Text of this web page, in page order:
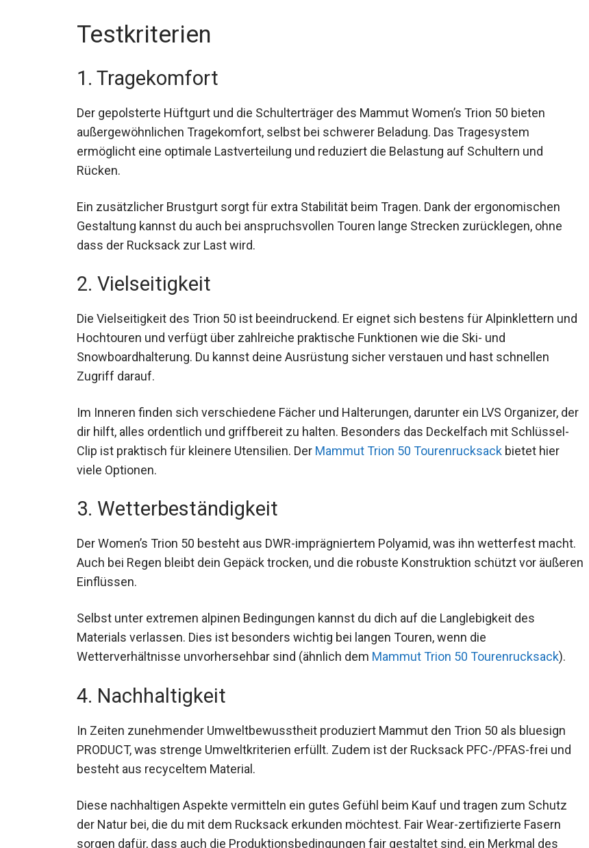
Testkriterien
1. Tragekomfort
Der gepolsterte Hüftgurt und die Schulterträger des Mammut Women’s Trion 50 bieten
außergewöhnlichen Tragekomfort, selbst bei schwerer Beladung. Das Tragesystem
ermöglicht eine optimale Lastverteilung und reduziert die Belastung auf Schultern und
Ein zusätzlicher Brustgurt sorgt für extra Stabilität beim Tragen. Dank der ergonomischen
Gestaltung kannst du auch bei anspruchsvollen Touren lange Strecken zurücklegen, ohne
2. Vielseitigkeit
Die Vielseitigkeit des Trion 50 ist beeindruckend. Er eignet sich bestens für Alpinklettern
und Hochtouren und verfügt über zahlreiche praktische Funktionen wie die Ski- und
Snowboardhalterung. Du kannst deine Ausrüstung sicher verstauen und hast schnellen
Im Inneren finden sich verschiedene Fächer und Halterungen, darunter ein LVS Organizer,
der dir hilft, alles ordentlich und griffbereit zu halten. Besonders das Deckelfach mit
Schlüssel-Clip ist praktisch für kleinere Utensilien. Der
3. Wetterbeständigkeit
Der Women’s Trion 50 besteht aus DWR-imprägniertem Polyamid, was ihn wetterfest macht.
Auch bei Regen bleibt dein Gepäck trocken, und die robuste Konstruktion schützt vor
Selbst unter extremen alpinen Bedingungen kannst du dich auf die Langlebigkeit des
Materials verlassen. Dies ist besonders wichtig bei langen Touren, wenn die
4. Nachhaltigkeit
In Zeiten zunehmender Umweltbewusstheit produziert Mammut den Trion 50 als bluesign
PRODUCT, was strenge Umweltkriterien erfüllt. Zudem ist der Rucksack PFC-/PFAS-frei und
Diese nachhaltigen Aspekte vermitteln ein gutes Gefühl beim Kauf und tragen zum Schutz
der Natur bei, die du mit dem Rucksack erkunden möchtest. Fair Wear-zertifizierte Fasern